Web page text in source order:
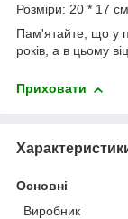
Розміри: 20 * 17
Пам'ятайте, що у
років, а в цьому
Приховати
Основні
Виробник